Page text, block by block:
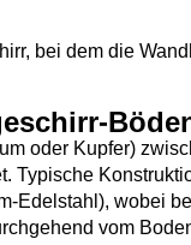
bei dem die
oder Kupfer)
Typische
Edelstahl), wobei
vom